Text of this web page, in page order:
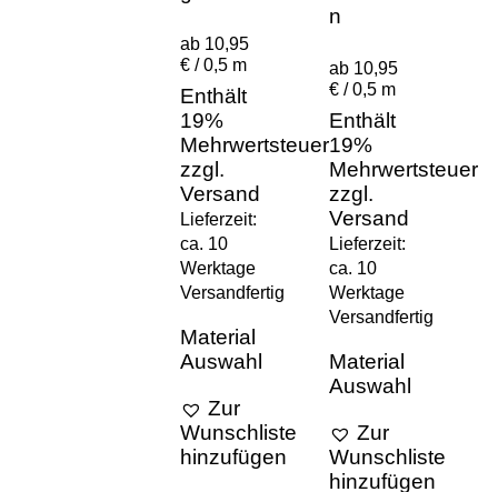
ab 10,95
€ / 0,5 m
Enthält
19%
Mehrwertsteuer
zzgl.
Versand
Lieferzeit:
ca. 10
Werktage
Versandfertig
Material
Auswahl
Zur
Wunschliste
hinzufügen
n
ab 10,95
€ / 0,5 m
Enthält
19%
Mehrwertsteuer
zzgl.
Versand
Lieferzeit:
ca. 10
Werktage
Versandfertig
Material
Auswahl
Zur
Wunschliste
hinzufügen